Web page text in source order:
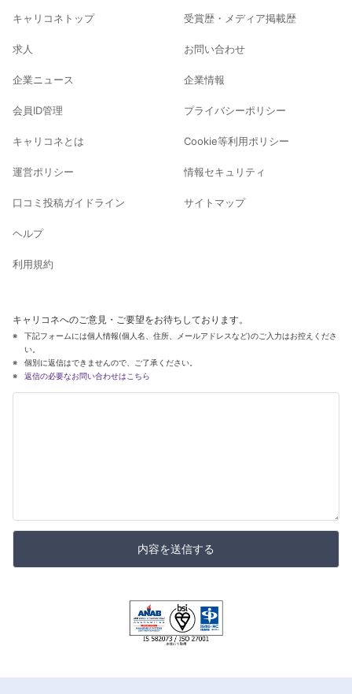
キャリコネトップ
求人
企業ニュース
会員ID管理
キャリコネとは
運営ポリシー
口コミ投稿ガイドライン
ヘルプ
利用規約
受賞歴・メディア掲載歴
お問い合わせ
企業情報
プライバシーポリシー
Cookie等利用ポリシー
情報セキュリティ
サイトマップ
キャリコネへのご意見・ご要望をお待ちしております。
下記フォームには個人情報(個人名、住所、メールアドレスなど)のご入力はお控えくださ
い。
個別に返信はできませんので、ご了承ください。
返信の必要なお問い合わせはこちら
内容を送信する